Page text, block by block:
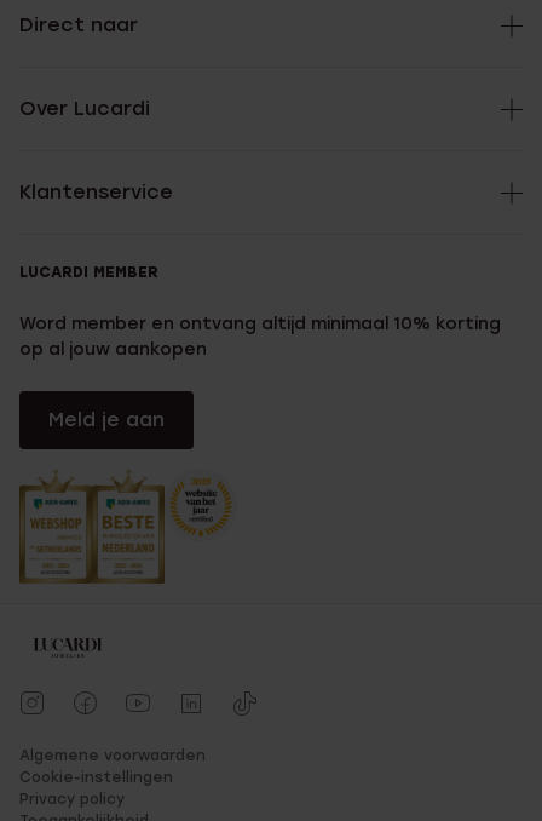
Direct naar
Over Lucardi
Klantenservice
LUCARDI MEMBER
Word member en ontvang altijd minimaal 10% korting
op al jouw aankopen
Meld je aan
Algemene voorwaarden
Cookie-instellingen
Privacy policy